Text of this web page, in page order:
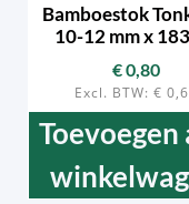
Bamboestok
10-12 mm x
€0,80
Excl. BTW: €
Toevoegen